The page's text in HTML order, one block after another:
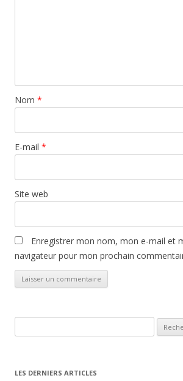
Nom *
E-mail *
Site web
Enregistrer mon nom, mon e-mail et
navigateur pour mon prochain
LES DERNIERS ARTICLES